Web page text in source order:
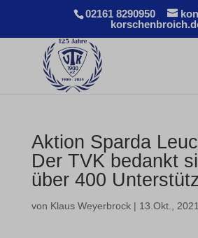
02161 8290950
Aktion Sparda
Der TVK bedankt
über 400
von Klaus Weyerbrock| 13.Okt., 2021